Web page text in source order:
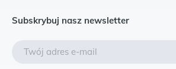
Subskrybuj nasz newsletter